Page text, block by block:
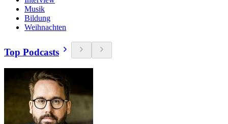
Musik
Bildung
Weihnachten
Top Podcasts